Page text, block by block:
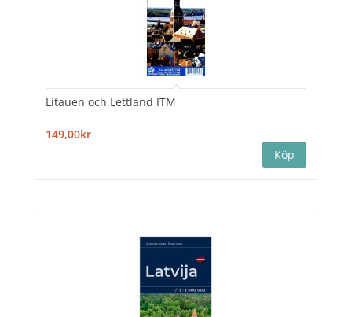
Litauen och Lettland ITM
149,00kr